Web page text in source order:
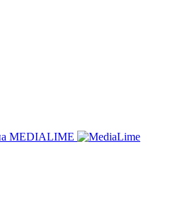
MEDIALIME